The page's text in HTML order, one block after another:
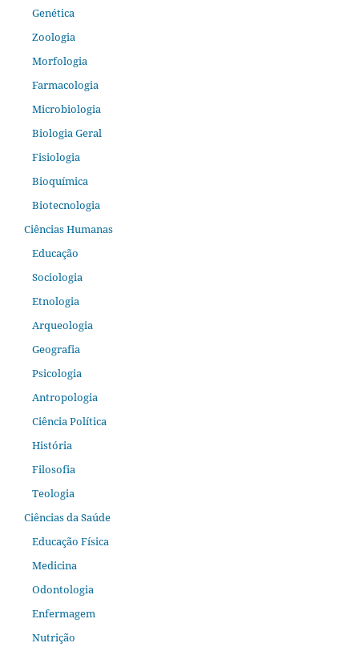
Genética
Zoologia
Morfologia
Farmacologia
Microbiologia
Biologia Geral
Fisiologia
Bioquímica
Biotecnologia
Ciências Humanas
Educação
Sociologia
Etnologia
Arqueologia
Geografia
Psicologia
Antropologia
Ciência Política
História
Filosofia
Teologia
Ciências da Saúde
Educação Física
Medicina
Odontologia
Enfermagem
Nutrição